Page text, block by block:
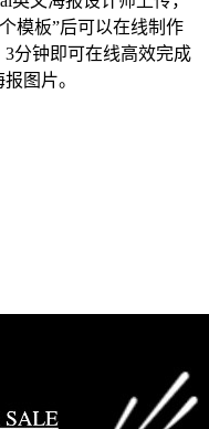
模板”后可以在线制作
分钟即可在线高效完成
图片。